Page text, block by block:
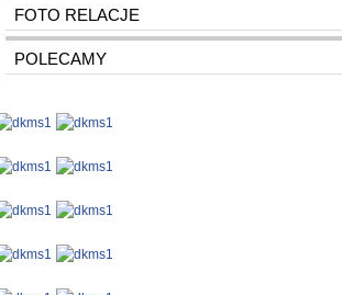
FOTO RELACJE
POLECAMY